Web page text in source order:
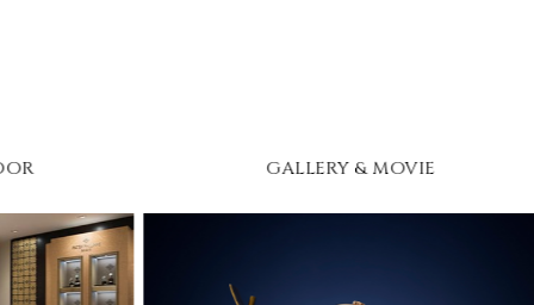
GALLERY & MOVIE